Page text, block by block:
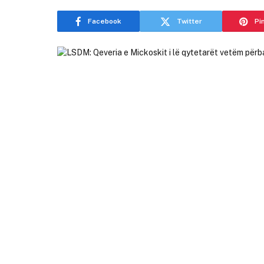
Facebook Twitter